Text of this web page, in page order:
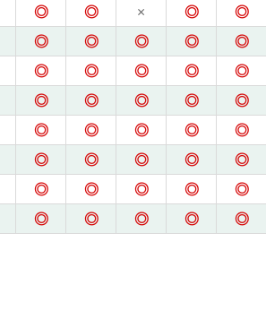
◎ ◎ × ◎ ◎
◎ ◎ ◎ ◎ ◎
◎ ◎ ◎ ◎ ◎
◎ ◎ ◎ ◎ ◎
◎ ◎ ◎ ◎ ◎
◎ ◎ ◎ ◎ ◎
◎ ◎ ◎ ◎ ◎
◎ ◎ ◎ ◎ ◎